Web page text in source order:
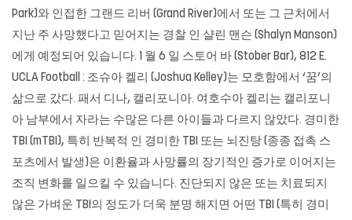
Park)와 인접한 그랜드 리버 (Grand River)에서 또는 그 근처에서
지난 주 사망했다고 믿어지는 경찰 인 샬린 맨슨 (Shalyn Manson)
에게 예정되어 있습니다. 1 월 6 일 스토어 바 (Stober Bar), 812 E.
UCLA Football : 조슈아 켈리 (Joshua Kelley)는 모호함에서 ‘꿈’의
삶으로 갔다. 패서 디나, 캘리포니아. 여호수아 켈리는 캘리포니
아 남부에서 자라는 수많은 다른 아이들과 다르지 않았다. 경미한
TBI (mTBI), 특히 반복적 인 경미한 TBI 또는 뇌진탕 (종종 접촉 스
포츠에서 발생)은 이환율과 사망률의 장기적인 증가로 이어지는
조직 변화를 일으킬 수 있습니다. 진단되지 않은 또는 치료되지
않은 가벼운 TBI의 정도가 더욱 분명 해지면 어떤 TBI (특히 경미